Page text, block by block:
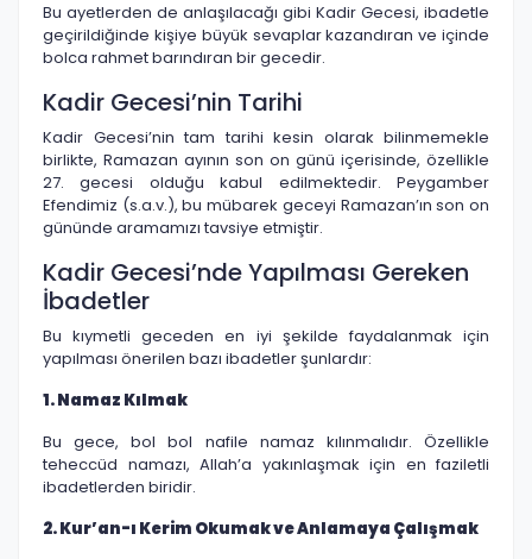
Bu ayetlerden de anlaşılacağı gibi Kadir Gecesi, ibadetle
geçirildiğinde kişiye büyük sevaplar kazandıran ve içinde
bolca rahmet barındıran bir gecedir.
Kadir Gecesi’nin Tarihi
Kadir Gecesi’nin tam tarihi kesin olarak bilinmemekle
birlikte, Ramazan ayının son on günü içerisinde, özellikle
27. gecesi olduğu kabul edilmektedir. Peygamber
Efendimiz (s.a.v.), bu mübarek geceyi Ramazan’ın son on
gününde aramamızı tavsiye etmiştir.
Kadir Gecesi’nde Yapılması Gereken
İbadetler
Bu kıymetli geceden en iyi şekilde faydalanmak için
yapılması önerilen bazı ibadetler şunlardır:
1. Namaz Kılmak
Bu gece, bol bol nafile namaz kılınmalıdır. Özellikle
teheccüd namazı, Allah’a yakınlaşmak için en faziletli
ibadetlerden biridir.
2. Kur’an-ı Kerim Okumak ve Anlamaya Çalışmak